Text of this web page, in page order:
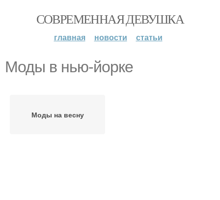
СОВРЕМЕННАЯ ДЕВУШКА
главная новости статьи
Моды в нью-йорке
Моды на весну